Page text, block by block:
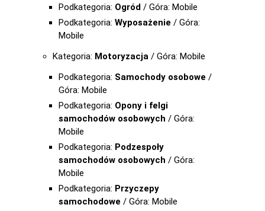
Podkategoria: Ogród / Góra: Mobile
Podkategoria: Wyposażenie / Góra:
Mobile
Kategoria: Motoryzacja / Góra: Mobile
Podkategoria: Samochody osobowe /
Góra: Mobile
Podkategoria: Opony i felgi
samochodów osobowych / Góra:
Mobile
Podkategoria: Podzespoły
samochodów osobowych / Góra:
Mobile
Podkategoria: Przyczepy
samochodowe / Góra: Mobile